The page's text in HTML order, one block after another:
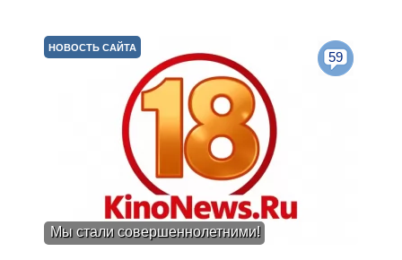
Мы стали совершеннолетними!
НОВОСТЬ САЙТА
59